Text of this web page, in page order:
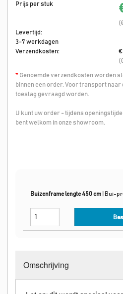
Prijs per stuk
Levertijd:
3-7 werkdagen
Verzendkosten:
€
* Genoemde verzendkosten worden
binnen een order. Voor transport naar
toeslag gevraagd worden.
U kunt uw order - tijdens
bent welkom in onze showroom.
Buizenframe lengte 450 cm Bui-
Omschrijving